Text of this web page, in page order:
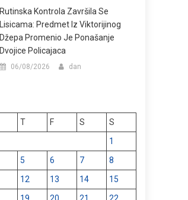
Rutinska Kontrola Završila Se
Lisicama: Predmet Iz Viktorijinog
Džepa Promenio Je Ponašanje
Dvojice Policajaca
06/08/2026 dan
T F S
S
1
5 6 7
8
12 13 14
15